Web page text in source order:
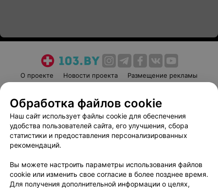
О проекте Новости проекта
Размещение рекламы
Пользовательское соглашение
Способы оплаты
Вакансии
Партнеры
Написать руководителю 103.by
Обработка персональных данных
Обработка файлов cookie
Наш сайт использует файлы cookie для обеспечения
удобства пользователей сайта, его улучшения, сбора
статистики и предоставления персонализированных
рекомендаций.
Вы можете настроить параметры использования файлов
cookie или изменить свое согласие в более позднее время.
Для получения дополнительной информации о целях,